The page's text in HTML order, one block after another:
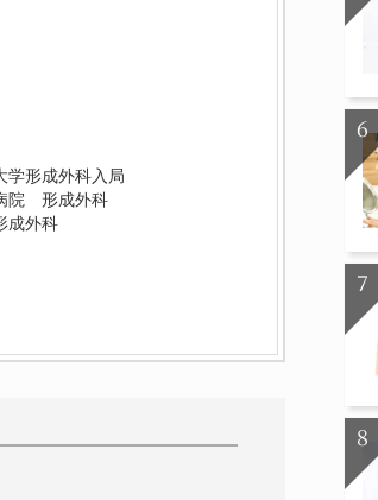
学形成外科入局
院 形成外科
成外科